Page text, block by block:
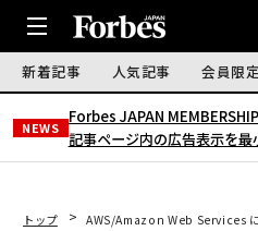
新着記事 人気記事 会員限
NEWS
Forbes JAPAN
記事ページ内の広告表示を最
トップ AWS/Amazon Web Services